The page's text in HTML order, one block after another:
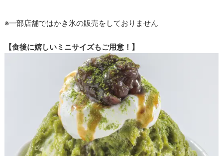
※一部店舗ではかき氷の販売をしておりません
【食後に嬉しいミニサイズもご用意！】